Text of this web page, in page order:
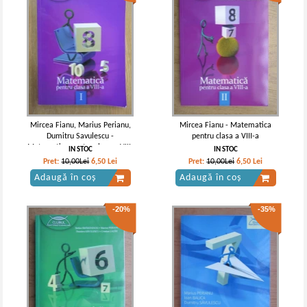
Mircea Fianu, Marius Perianu,
Dumitru Savulescu -
Matematica pentru clasa a VIII-
a (volumul 1)
IN STOC
Pret:10,00Lei 6,50 Lei
Adaugă în coș
Mircea Fianu - Matematica
pentru clasa a VIII-a
IN STOC
Pret:10,00Lei 6,50 Lei
Adaugă în coș
-20% -35%